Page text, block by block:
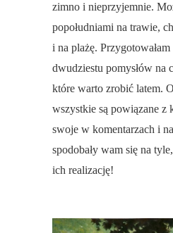
zimno i nieprzyjemnie.
popołudniami na trawie,
i na plażę.
dwudziestu pomysłów na
które warto zrobić latem.
wszystkie są powiązane z
swoje w komentarzach i
spodobały wam się na
ich realizację!